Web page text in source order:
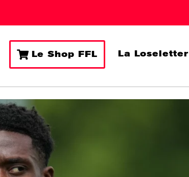
Le Shop FFL La Loseletter